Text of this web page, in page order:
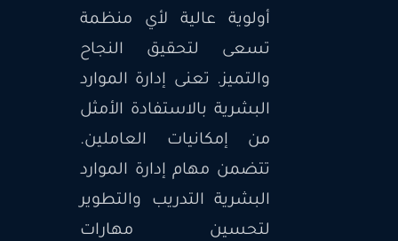
أولوية عالية لأي منظمة
تسعى لتحقيق النجاح
والتميز. تعنى إدارة الموارد
البشرية بالاستفادة الأمثل
من إمكانيات العاملين.
تتضمن مهام إدارة الموارد
البشرية التدريب والتطوير
لتحسين مهارات